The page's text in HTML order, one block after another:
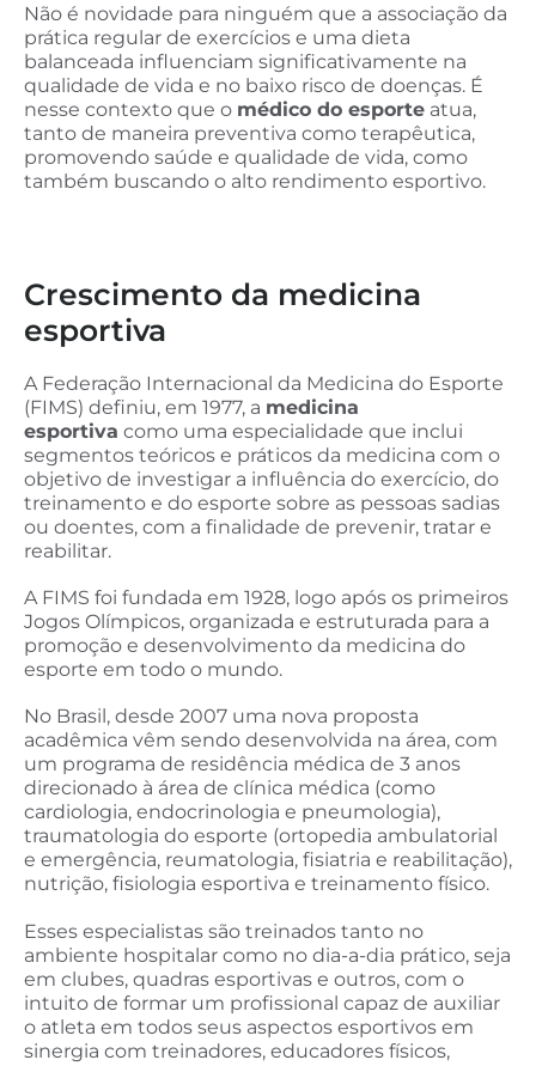
Não é novidade para ninguém que a associação da
prática regular de exercícios e uma dieta
balanceada influenciam significativamente na
qualidade de vida e no baixo risco de doenças. É
nesse contexto que o médico do esporte atua,
tanto de maneira preventiva como terapêutica,
promovendo saúde e qualidade de vida, como
também buscando o alto rendimento esportivo.
Crescimento da medicina
esportiva
A Federação Internacional da Medicina do Esporte
(FIMS) definiu, em 1977, a medicina
esportiva como uma especialidade que inclui
segmentos teóricos e práticos da medicina com o
objetivo de investigar a influência do exercício, do
treinamento e do esporte sobre as pessoas sadias
ou doentes, com a finalidade de prevenir, tratar e
reabilitar.
A FIMS foi fundada em 1928, logo após os primeiros
Jogos Olímpicos, organizada e estruturada para a
promoção e desenvolvimento da medicina do
esporte em todo o mundo.
No Brasil, desde 2007 uma nova proposta
acadêmica vêm sendo desenvolvida na área, com
um programa de residência médica de 3 anos
direcionado à área de clínica médica (como
cardiologia, endocrinologia e pneumologia),
traumatologia do esporte (ortopedia ambulatorial
e emergência, reumatologia, fisiatria e reabilitação),
nutrição, fisiologia esportiva e treinamento físico.
Esses especialistas são treinados tanto no
ambiente hospitalar como no dia-a-dia prático, seja
em clubes, quadras esportivas e outros, com o
intuito de formar um profissional capaz de auxiliar
o atleta em todos seus aspectos esportivos em
sinergia com treinadores, educadores físicos,